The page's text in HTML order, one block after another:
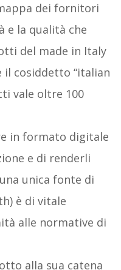
dei fornitori
e la qualità che
del made in Italy
il cosiddetto “italian
vale oltre 100
in formato digitale
e di renderli
unica fonte di
è di vitale
alle normative di
alla sua catena